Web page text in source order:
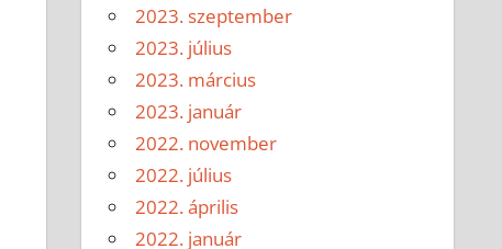
2023. szeptember
2023. július
2023. március
2023. január
2022. november
2022. július
2022. április
2022. január